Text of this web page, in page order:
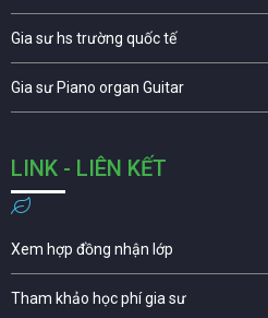
Gia sư hs trường quốc tế
Gia sư Piano organ Guitar
LINK - LIÊN KẾT
Xem hợp đồng nhận lớp
Tham khảo học phí gia sư